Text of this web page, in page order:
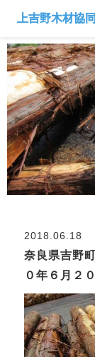
2018.06.18
奈良県吉野
０年６月２